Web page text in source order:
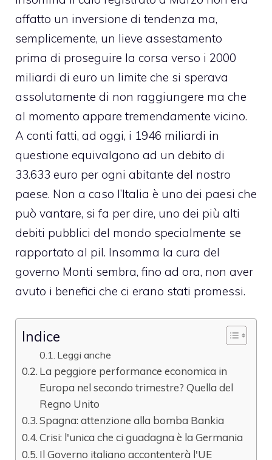
affatto un inversione di tendenza ma,
semplicemente, un lieve assestamento
prima di proseguire la corsa verso i 2000
miliardi di euro un limite che si sperava
assolutamente di non raggiungere ma che
al momento appare tremendamente vicino.
A conti fatti, ad oggi, i 1946 miliardi in
questione equivalgono ad un debito di
33.633 euro per ogni abitante del nostro
paese. Non a caso l’Italia è uno dei paesi che
può vantare, si fa per dire, uno dei più alti
debiti pubblici del mondo specialmente se
rapportato al pil. Insomma la cura del
governo Monti sembra, fino ad ora, non aver
avuto i benefici che ci erano stati promessi.
Indice
Leggi anche
La peggiore performance economica in
Europa nel secondo trimestre? Quella del
Regno Unito
Spagna: attenzione alla bomba Bankia
Crisi: l'unica che ci guadagna è la Germania
Il Governo italiano accontenterà l'UE